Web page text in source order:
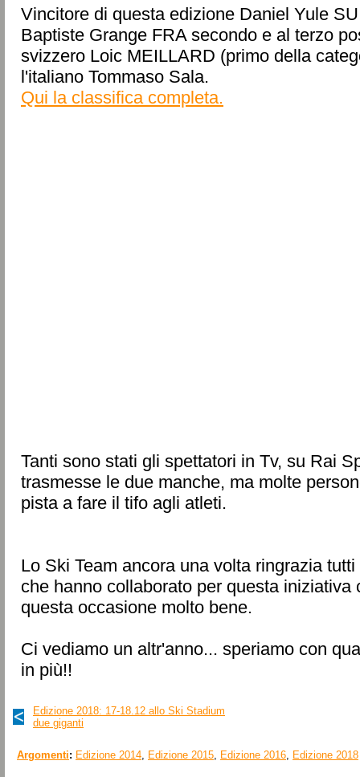
Vincitore di questa edizione Daniel Yule
Baptiste Grange FRA secondo e al terzo
svizzero Loic MEILLARD (primo della
l'italiano Tommaso Sala.
Qui la classifica completa.
Tanti sono stati gli spettatori in Tv, su Rai
trasmesse le due manche, ma molte
pista a fare il tifo agli atleti.
Lo Ski Team ancora una volta ringrazia
che hanno collaborato per questa iniziativa
questa occasione molto bene.
Ci vediamo un altr'anno... speriamo con
in più!!
Edizione 2018: 17-18.12 allo Ski Stadium
due giganti
Argomenti: Edizione 2014 Edizione 2015 Edizione 2016 Edizione 2018